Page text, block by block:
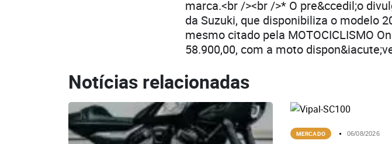
marca.<br /><br />* O pre&ccedil;o
da Suzuki, que disponibiliza o modelo
mesmo citado pela MOTOCICLISMO
58.900,00, com a moto
Notícias relacionadas
MERCADO 06/08/2026